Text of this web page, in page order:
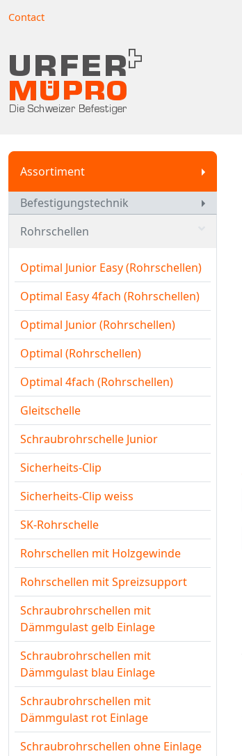
Contact
Assortiment
Befestigungstechnik
Rohrschellen
Optimal Junior Easy (Rohrschellen)
Optimal Easy 4fach (Rohrschellen)
Optimal Junior (Rohrschellen)
Optimal (Rohrschellen)
Optimal 4fach (Rohrschellen)
Gleitschelle
Schraubrohrschelle Junior
Sicherheits-Clip
Sicherheits-Clip weiss
SK-Rohrschelle
Rohrschellen mit Holzgewinde
Rohrschellen mit Spreizsupport
Schraubrohrschellen mit
Dämmgulast gelb Einlage
Schraubrohrschellen mit
Dämmgulast blau Einlage
Schraubrohrschellen mit
Dämmgulast rot Einlage
Schraubrohrschellen ohne Einlage